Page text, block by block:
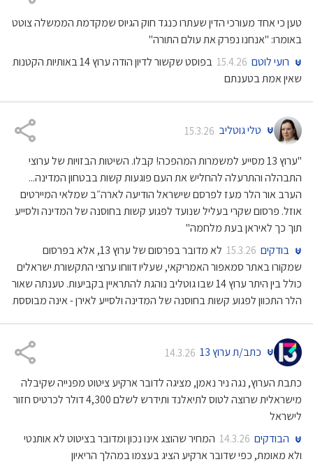
טען כי אחד מעורכי הדין שעתרו כנגד חוק הגיוס שמקדמת הממשלה צוטט
באומרו: "אנחנו נפרק את עולם התורה"
רועי לוטם 15.4.26
בפוסט שקשור לדיון הודה ערוץ 14 באותיות הקטנות
שאין אמת בטענתם
טלי גוטליב 15.3.26
"ערוץ 13 מסייע למשמרות המהפכה! קבלו. השיטות הבזויות של ערוצי
התבהלה והתרעלה להחליש את העם פוגעות קשות בבטחון המדינה...
הערב אור הלר מעז לפרסם שישראל הודיעה לארה״ב שמלאי המיירטים
אוזל. פרסום שקרי בעליל שנועד לפגוע קשות בחוסנה של המדינה ולסייע
תוך כך לאיראן בעת מלחמה"
בודקים 15.3.26
לא מדובר בפרסום של ערוץ 13, אלא בפרסום
שמקורו באתר סמאפור האמריקאי, שעליו דווחו ערוצי התקשורת ישראלים
כולל בין היתר ערוץ 14 שבו גוטליב נוהגת להתראיין בקביעות. טענתה שאור
הלר התכוון לפגוע קשות בחוסנה של המדינה ולסייע לאירן - אינה מבוססת
כתב/ת ערוץ 13 14.3.26
כתבת הערוץ, נגה ניר נאמן, מציגה לדובר ארקיע ציטוט מפנייה שקיבלה
מישראלית שרוצה לטוס לתיאלנד ותידרש לשלם 4,300 דולר לכרטיס חזור
לישראל
הבודקים 14.3.26 המחיר שהוצג אינו נכון ומדובר בציטוט לא אותנטי
ולא מאומת, כפי שדובר ארקיע הציג בעצמו במהלך הריאיון